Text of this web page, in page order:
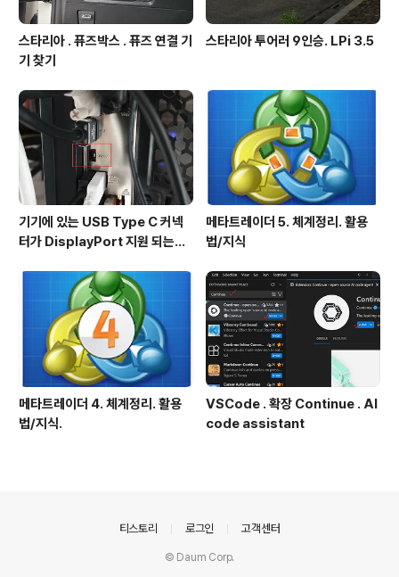
스타리아 . 퓨즈박스 . 퓨즈 연결 기
기 찾기
스타리아 투어러 9인승. LPi 3.5
기기에 있는 USB Type C 커넥
터가 DisplayPort 지원 되는지
메타트레이더 5. 체계정리. 활용
법/지식
메타트레이더 4. 체계정리. 활용
법/지식.
VSCode . 확장 Continue . AI
code assistant
티스토리 로그인 고객센터
© Daum Corp.